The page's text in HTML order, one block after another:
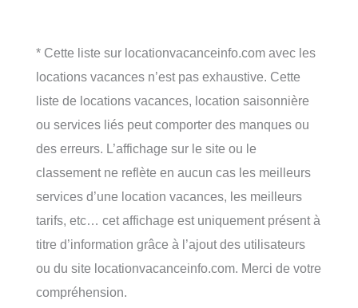
* Cette liste sur locationvacanceinfo.com avec les
locations vacances n’est pas exhaustive. Cette
liste de locations vacances, location saisonnière
ou services liés peut comporter des manques ou
des erreurs. L’affichage sur le site ou le
classement ne reflète en aucun cas les meilleurs
services d’une location vacances, les meilleurs
tarifs, etc… cet affichage est uniquement présent à
titre d’information grâce à l’ajout des utilisateurs
ou du site locationvacanceinfo.com. Merci de votre
compréhension.